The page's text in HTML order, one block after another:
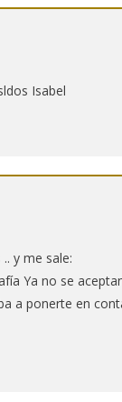
Isabel
y me sale:
Ya no se
a ponerte en